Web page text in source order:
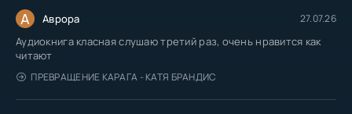
А Аврора 27.07.26
Аудиокнига класная слушаю третий раз, очень нравится как
читают
ПРЕВРАЩЕНИЕ КАРАГА - КАТЯ БРАНДИС